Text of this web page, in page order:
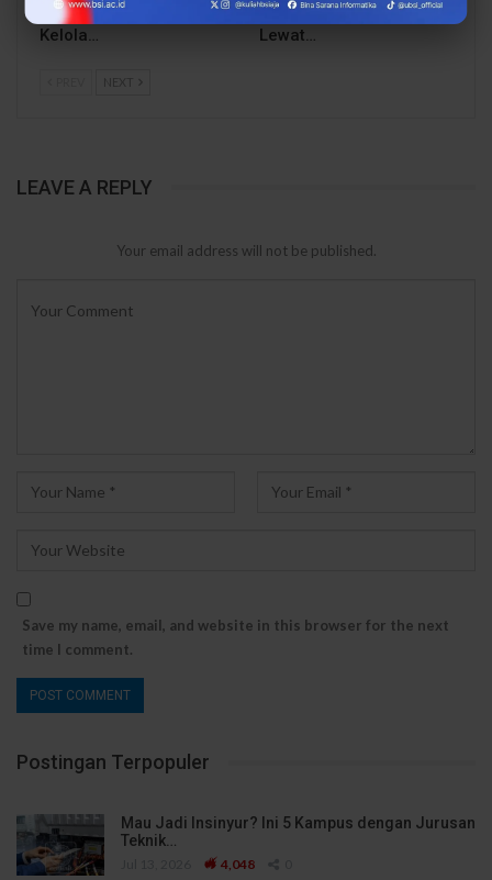
Mawar Burangrang
Kelola…
Burangrang Go Digital
Lewat…
NEXT
LEAVE A REPLY
Your email address will not be published.
Save my name, email, and website in this browser for the next
time I comment.
Postingan Terpopuler
Mau Jadi Insinyur? Ini 5 Kampus dengan Jurusan
Teknik…
4,048